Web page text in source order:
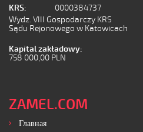
KRS:
0000384737
Wydz. VIII Gospodarczy KRS
Sądu Rejonowego w Katowicach
Kapital zakładowy:
758 000,00 PLN
ZAMEL.COM
Главная